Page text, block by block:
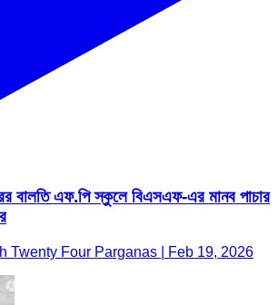
বালতি এফ.পি স্কুলে বিএসএফ-এর মানব পাচার
Twenty Four Parganas | Feb 19, 2026